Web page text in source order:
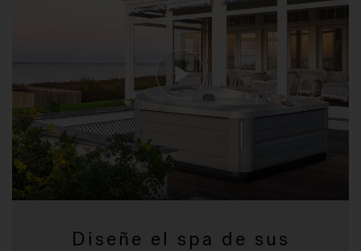
Diseñe el spa de sus